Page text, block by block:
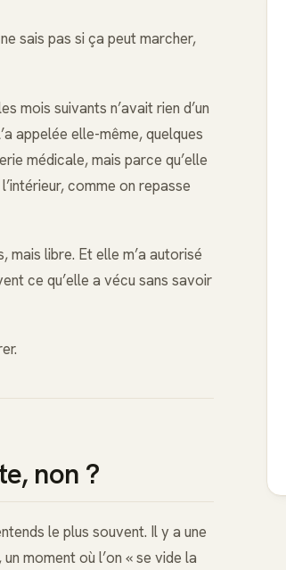
sais pas si ça peut marcher,
mois suivants n’avait rien d’un
appelée elle-même, quelques
médicale, mais parce qu’elle
comme on repasse
mais libre. Et elle m’a autorisé
ce qu’elle a vécu sans savoir
non ?
le plus souvent. Il y a une
moment où l’on « se vide la